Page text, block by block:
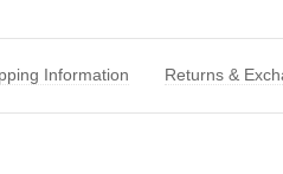
Information Returns &